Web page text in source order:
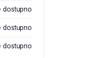
dostupno
dostupno
dostupno